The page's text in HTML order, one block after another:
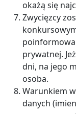
okażą się
Zwycięzcy
prywatnej.
dni, na jego
osoba.
Warunkiem
danych